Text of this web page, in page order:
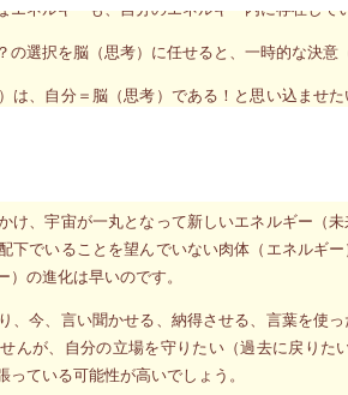
エネルギーも、自分のエネルギー内に存在して
の選択を脳（思考）に任せると、一時的な決
は、自分＝脳（思考）である！と思い込ませ
け、宇宙が一丸となって新しいエネルギー（
下でいることを望んでいない肉体（エネルギ
の進化は早いのです。
、今、言い聞かせる、納得させる、言葉を使
んが、自分の立場を守りたい（過去に戻り
っている可能性が高いでしょう。